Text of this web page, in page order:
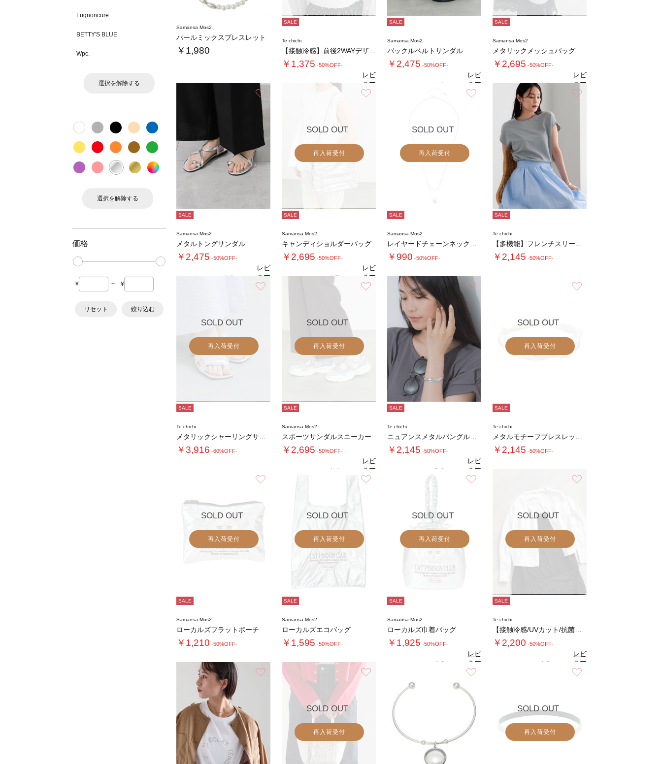
Lugnoncure
BETTY'S BLUE
Wpc.
選択を解除する
選択を解除する
価格
¥ ~ ¥
リセット 絞り込む
Samansa Mos2
パールミックスブレスレット
￥1,980
SALE
Te chichi
￥1,375 -50%OFF-
5.0（2）
レビ
ュー
を見
る
SALE
Samansa Mos2
バックルベルトサンダル
￥2,475 -50%OFF-
4.3
レビ
ュー
を見
る
SALE
Samansa Mos2
メタリックメッシュバッグ
￥2,695 -50%OFF-
4.0（2）
レビ
ュー
を見
る
SALE
Samansa Mos2
メタルトングサンダル
￥2,475 -50%OFF-
4.0
レビ
ュー
を見
る
SOLD OUT
再入荷受付
SALE
Samansa Mos2
キャンディショルダーバッグ
￥2,695 -50%OFF-
4.7
レビ
ュー
を見
る
SOLD OUT
再入荷受付
SALE
Samansa Mos2
￥990 -50%OFF-
SALE
Te chichi
￥2,145 -50%OFF-
SOLD OUT
再入荷受付
SALE
Te chichi
￥3,916 -60%OFF-
お気に入り
SOLD OUT
再入荷受付
SALE
Samansa Mos2
スポーツサンダルスニーカー
￥2,695 -50%OFF-
4.4
レビ
ュー
を見
る
SALE
Te chichi
￥2,145 -50%OFF-
5.0
レビ
ュー
を見
る
SOLD OUT
再入荷受付
SALE
Te chichi
￥2,145 -50%OFF-
SOLD OUT
再入荷受付
SALE
Samansa Mos2
ローカルズフラットポーチ
￥1,210 -50%OFF-
SOLD OUT
再入荷受付
SALE
Samansa Mos2
ローカルズエコバッグ
￥1,595 -50%OFF-
SOLD OUT
再入荷受付
SALE
Samansa Mos2
ローカルズ巾着バッグ
￥1,925 -50%OFF-
4.0
レビ
ュー
を見
る
SOLD OUT
再入荷受付
SALE
Te chichi
￥2,200 -50%OFF-
4.3
レビ
ュー
を見
る
SOLD OUT
再入荷受付
SOLD OUT
再入荷受付